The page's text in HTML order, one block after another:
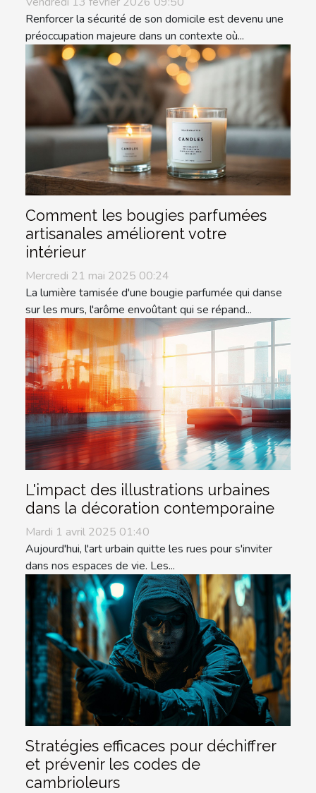
Renforcer la sécurité de son domicile est devenu une
préoccupation majeure dans un contexte où...
Comment les bougies parfumées
artisanales améliorent votre
intérieur
Mercredi 21 mai 2025 00:24
La lumière tamisée d'une bougie parfumée qui danse
sur les murs, l'arôme envoûtant qui se répand...
L'impact des illustrations urbaines
dans la décoration contemporaine
Mardi 1 avril 2025 01:40
Aujourd'hui, l'art urbain quitte les rues pour s'inviter
dans nos espaces de vie. Les...
Stratégies efficaces pour déchiffrer
et prévenir les codes de
cambrioleurs